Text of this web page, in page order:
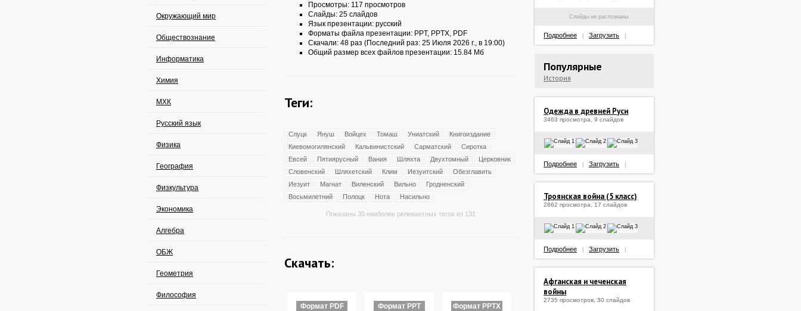
Окружающий мир
Обществознание
Информатика
Химия
МХК
Русский язык
Физика
География
Физкультура
Экономика
Алгебра
ОБЖ
Геометрия
Философия
Просмотры: 117 просмотров
Слайды: 25 слайдов
Язык презентации: русский
Форматы файла презентации: PPT, PPTX, PDF
Скачали: 48 раз (Последний раз: 25 Июля 2026 г., в 19:00)
Общий размер всех файлов презентации: 15.84 Мб
Теги:
Слуцк Януш Войцех Томаш Униатский
Книгоиздание
Киевомогилянский
Кальвинистский Сарматский
Сиротка
Евсей
Пятиярусный Вания Шляхта Двухтомный
Церковник
Словенский
Шляхетский Клим Иезуитский
Обезглавить
Иезуит
Магнат Виленский Вильно
Гродненский
Восьмилетний
Полоцк Нота Насильно
Показаны 30 наиболее релевантных тегов из 131
Скачать:
Формат PDF Формат PPT Формат PPTX
Слайды не распознаны
Подробнее Загрузить
Популярные
История
Одежда в древней Руси
3463 просмотра, 9 слайдов
Подробнее Загрузить
Троянская война (5 класс)
2862 просмотра, 17 слайдов
Подробнее Загрузить
Афганская и чеченская
войны
2735 просмотров, 30 слайдов